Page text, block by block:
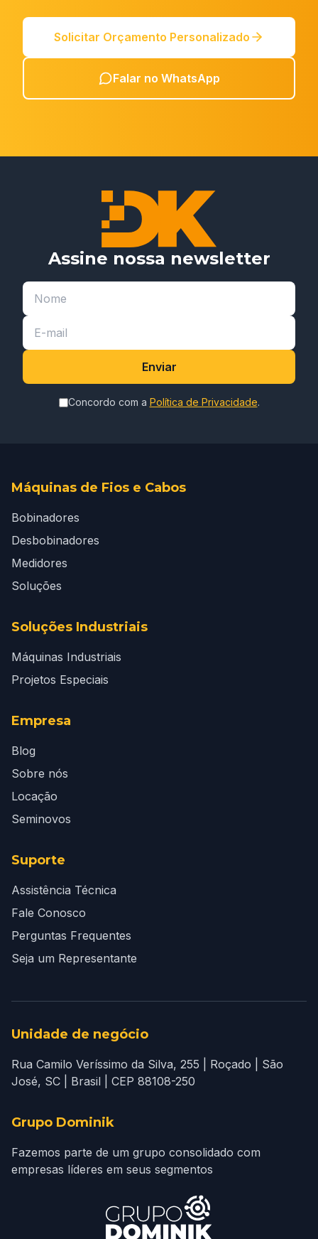
Solicitar Orçamento Personalizado
Falar no WhatsApp
Assine nossa newsletter
Enviar
Concordo com a Política de Privacidade.
Máquinas de Fios e Cabos
Bobinadores
Desbobinadores
Medidores
Soluções
Soluções Industriais
Máquinas Industriais
Projetos Especiais
Empresa
Blog
Sobre nós
Locação
Seminovos
Suporte
Assistência Técnica
Fale Conosco
Perguntas Frequentes
Seja um Representante
Unidade de negócio
Rua Camilo Veríssimo da Silva, 255 | Roçado | São
José, SC | Brasil | CEP 88108-250
Grupo Dominik
Fazemos parte de um grupo consolidado com
empresas líderes em seus segmentos